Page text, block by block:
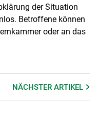
der Situation
Betroffene können
oder an das
NÄCHSTERARTIKEL